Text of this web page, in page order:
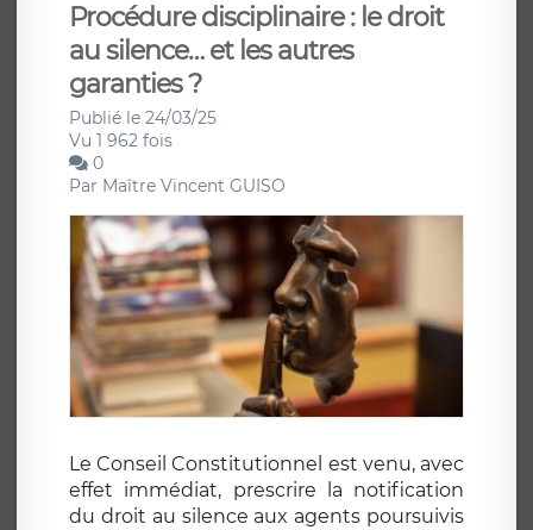
Procédure disciplinaire : le droit
au silence… et les autres
garanties ?
Publié le 24/03/25
Vu 1 962 fois
0
Par Maître Vincent GUISO
Le Conseil Constitutionnel est venu, avec
effet immédiat, prescrire la notification
du droit au silence aux agents poursuivis